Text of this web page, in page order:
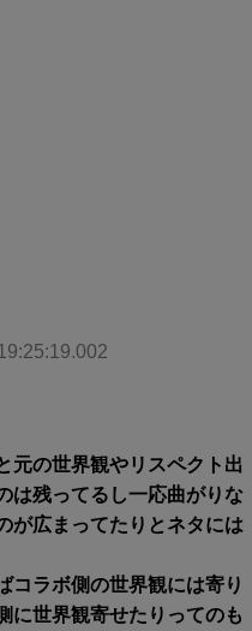
元の世界観やリスペクト出
は残ってるし一応曲がりな
が広まってたりとネタには
コラボ側の世界観には寄り
に世界観寄せたりってのも